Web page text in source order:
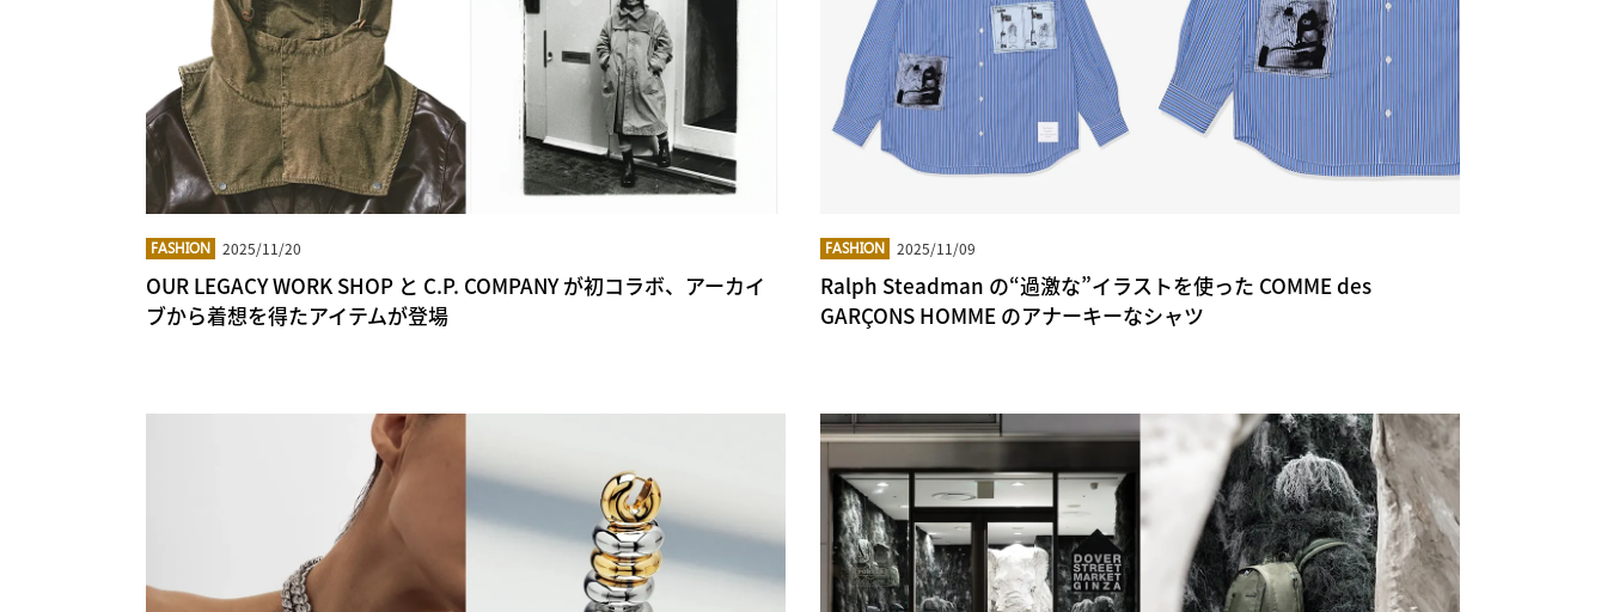
FASHION 2025/11/20
OUR LEGACY WORK SHOP と C.P. COMPANY が初コラボ、アーカイ
ブから着想を得たアイテムが登場
FASHION 2025/11/09
Ralph Steadman の“過激な”イラストを使った COMME des
GARÇONS HOMME のアナーキーなシャツ